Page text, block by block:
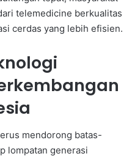
telemedicine berkualitas
cerdas yang lebih efisien.
mendorong batas-
lompatan generasi